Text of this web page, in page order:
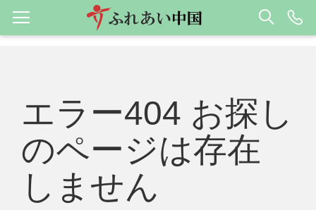
エラー404 お探し
のページは存在
しません